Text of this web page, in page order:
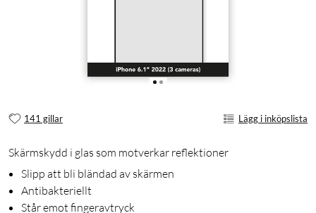
141 gillar Lägg i inköpslista
Skärmskydd i glas som motverkar reflektioner
Slipp att bli bländad av skärmen
Antibakteriellt
Står emot fingeravtryck